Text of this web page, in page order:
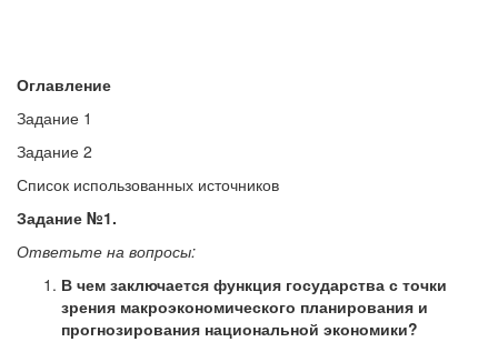
Оглавление
Задание 1
Задание 2
Список использованных источников
Задание №1.
Ответьте на вопросы:
В чем заключается функция государства с точки
зрения макроэкономического планирования и
прогнозирования национальной экономики?